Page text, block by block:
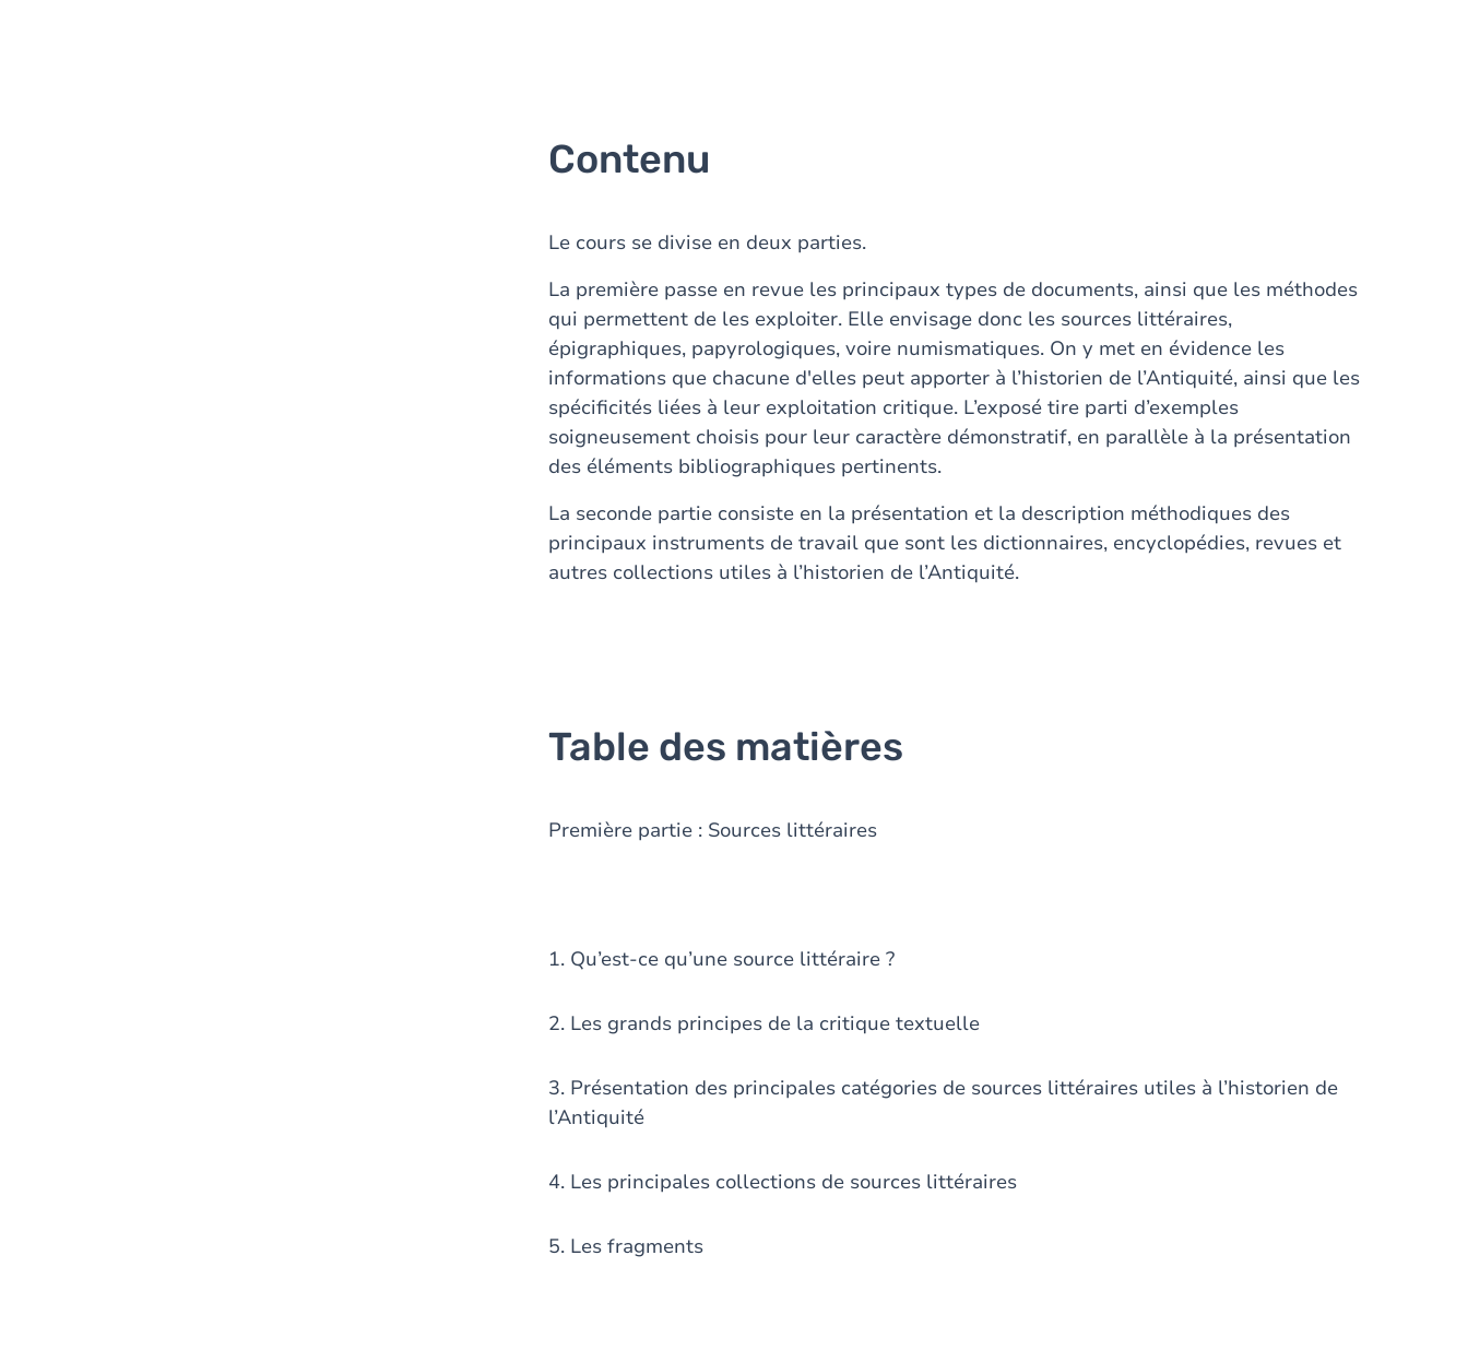
Contenu
Le cours se divise en deux parties.
La première passe en revue les principaux types de documents, ainsi que les méthodes
qui permettent de les exploiter. Elle envisage donc les sources littéraires,
épigraphiques, papyrologiques, voire numismatiques. On y met en évidence les
informations que chacune d'elles peut apporter à l’historien de l’Antiquité, ainsi que les
spécificités liées à leur exploitation critique. L’exposé tire parti d’exemples
soigneusement choisis pour leur caractère démonstratif, en parallèle à la présentation
des éléments bibliographiques pertinents.
La seconde partie consiste en la présentation et la description méthodiques des
principaux instruments de travail que sont les dictionnaires, encyclopédies, revues et
autres collections utiles à l’historien de l’Antiquité.
Table des matières
Première partie : Sources littéraires
1. Qu’est-ce qu’une source littéraire ?
2. Les grands principes de la critique textuelle
3. Présentation des principales catégories de sources littéraires utiles à l’historien de
l’Antiquité
4. Les principales collections de sources littéraires
5. Les fragments